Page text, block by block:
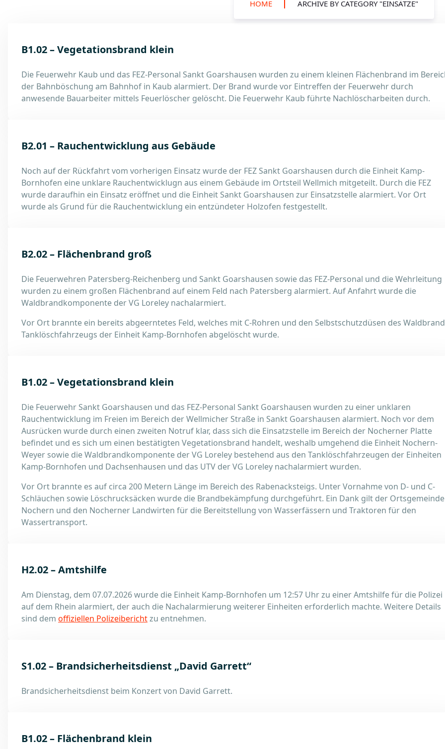
HOME ARCHIVE BY CATEGORY "EINSÄTZE"
B1.02 – Vegetationsbrand klein
Die Feuerwehr Kaub und das FEZ-Personal Sankt Goarshausen wurden zu einem kleinen Flächenbrand im
der Bahnböschung am Bahnhof in Kaub alarmiert. Der Brand wurde vor Eintreffen der Feuerwehr durch
anwesende Bauarbeiter mittels Feuerlöscher gelöscht. Die Feuerwehr Kaub führte Nachlöscharbeiten durch.
B2.01 – Rauchentwicklung aus Gebäude
Noch auf der Rückfahrt vom vorherigen Einsatz wurde der FEZ Sankt Goarshausen durch die Einheit Kamp-
Bornhofen eine unklare Rauchentwicklugn aus einem Gebäude im Ortsteil Wellmich mitgeteilt. Durch die FEZ
wurde daraufhin ein Einsatz eröffnet und die Einheit Sankt Goarshausen zur Einsatzstelle alarmiert. Vor Ort
wurde als Grund für die Rauchentwicklung ein entzündeter Holzofen festgestellt.
B2.02 – Flächenbrand groß
Die Feuerwehren Patersberg-Reichenberg und Sankt Goarshausen sowie das FEZ-Personal und die Wehrleitung
wurden zu einem großen Flächenbrand auf einem Feld nach Patersberg alarmiert. Auf Anfahrt wurde die
Waldbrandkomponente der VG Loreley nachalarmiert.
Vor Ort brannte ein bereits abgeerntetes Feld, welches mit C-Rohren und den Selbstschutzdüsen des
Tanklöschfahrzeugs der Einheit Kamp-Bornhofen abgelöscht wurde.
B1.02 – Vegetationsbrand klein
Die Feuerwehr Sankt Goarshausen und das FEZ-Personal Sankt Goarshausen wurden zu einer unklaren
Rauchentwicklung im Freien im Bereich der Wellmicher Straße in Sankt Goarshausen alarmiert. Noch vor dem
Ausrücken wurde durch einen zweiten Notruf klar, dass sich die Einsatzstelle im Bereich der Nocherner Platte
befindet und es sich um einen bestätigten Vegetationsbrand handelt, weshalb umgehend die Einheit Nochern-
Weyer sowie die Waldbrandkomponente der VG Loreley bestehend aus den Tanklöschfahrzeugen der Einheiten
Kamp-Bornhofen und Dachsenhausen und das UTV der VG Loreley nachalarmiert wurden.
Vor Ort brannte es auf circa 200 Metern Länge im Bereich des Rabenacksteigs. Unter Vornahme von D- und C-
Schläuchen sowie Löschrucksäcken wurde die Brandbekämpfung durchgeführt. Ein Dank gilt der Ortsgemeinde
Nochern und den Nocherner Landwirten für die Bereitstellung von Wasserfässern und Traktoren für den
Wassertransport.
H2.02 – Amtshilfe
Am Dienstag, dem 07.07.2026 wurde die Einheit Kamp-Bornhofen um 12:57 Uhr zu einer Amtshilfe für die Polizei
auf dem Rhein alarmiert, der auch die Nachalarmierung weiterer Einheiten erforderlich machte. Weitere Details
sind dem offiziellen Polizeiberichtzu entnehmen.
S1.02 – Brandsicherheitsdienst „David Garrett“
Brandsicherheitsdienst beim Konzert von David Garrett.
B1.02 – Flächenbrand klein